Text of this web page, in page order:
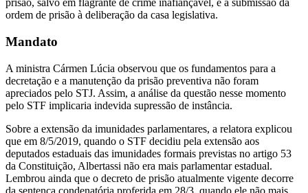
prisão, salvo em flagrante de crime inafiançável, e a submissão da
ordem de prisão à deliberação da casa legislativa.
Mandato
A ministra Cármen Lúcia observou que os fundamentos para a
decretação e a manutenção da prisão preventiva não foram
apreciados pelo STJ. Assim, a análise da questão nesse momento
pelo STF implicaria indevida supressão de instância.
Sobre a extensão da imunidades parlamentares, a relatora explicou
que em 8/5/2019, quando o STF decidiu pela extensão aos
deputados estaduais das imunidades formais previstas no artigo 53
da Constituição, Albertassi não era mais parlamentar estadual.
Lembrou ainda que o decreto de prisão atualmente vigente decorre
da sentença condenatória proferida em 28/3, quando ele não mais